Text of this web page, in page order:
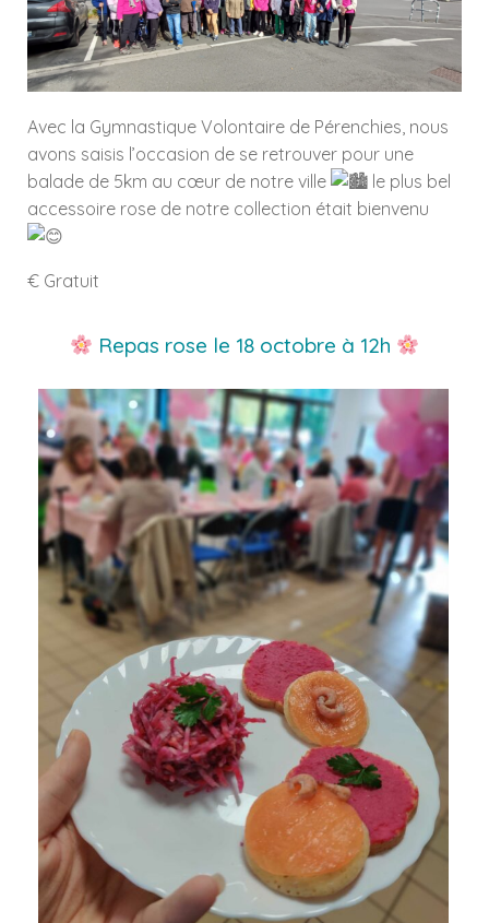
Avec la Gymnastique Volontaire de Pérenchies, nous
avons saisis l’occasion de se retrouver pour une
balade de 5km au cœur de notre ville
le plus bel
accessoire rose de notre collection était bienvenu
€ Gratuit
Repas rose le 18 octobre à 12h